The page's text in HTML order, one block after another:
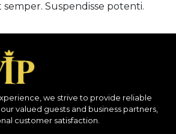
Suspendisse potenti.
we strive to provide reliable
valued guests and business partners,
customer satisfaction.